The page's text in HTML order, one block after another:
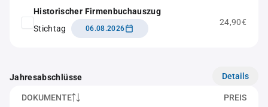
Historischer Firmenbuchauszug
Stichtag
06.08.2026
24,90€
Jahresabschlüsse Details
DOKUMENTE PREIS